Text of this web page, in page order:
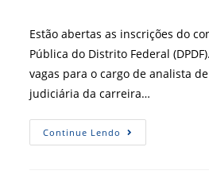
post:
Estão abertas as inscrições do
Pública do Distrito Federal
vagas para o cargo de analista
judiciária da carreira…
Continue Lendo Defensoria
Pública